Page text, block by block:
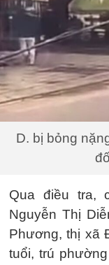
D. bị bỏng
Qua điều tra,
Nguyễn Thị
Phương, thị xã
tuổi, trú